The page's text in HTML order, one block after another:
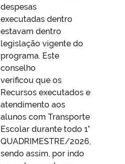
despesas
executadas dentro
estavam dentro
legislação vigente do
programa. Este
conselho
verificou que os
Recursos executados e
atendimento aos
alunos com Transporte
Escolar durante todo 1°
QUADRIMESTRE/2026,
sendo assim, por indo